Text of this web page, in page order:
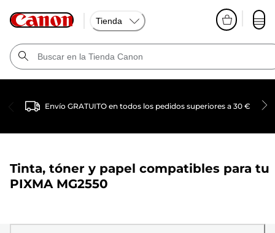
Tienda
Envío GRATUITO en todos los pedidos superiores a 30 €
Tinta, tóner y papel compatibles para tu
PIXMA MG2550